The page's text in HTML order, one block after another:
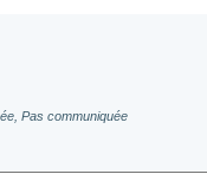
Pas communiquée